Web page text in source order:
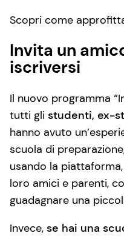
Scopri come
Invita un
iscriversi
Il nuovo programma
tutti gli studenti, ex-
hanno avuto
scuola di
usando la
loro amici e parenti,
guadagnare una
Invece, se hai una